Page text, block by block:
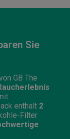
Sie
GB The
enthält 2
Filter